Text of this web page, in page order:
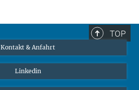
TOP
Kontakt & Anfahrt
Linkedin